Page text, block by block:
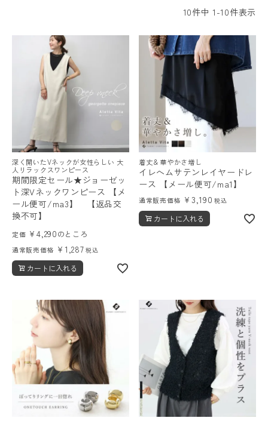
レディースボトムス
ファッション雑貨
会員ステージ特典プログラムについて
ご利用ガイド
10件中 1 -10件表示
深く開いたVネックが女性らしい 大
人リラックスワンピース
期間限定セール★ジョーゼッ
ト深Vネックワンピース 【メ
ール便可/ma3】 【返品交
換不可】
定価 ¥4,290のところ
通常販売価格 ¥ 1,287 税込
カートに入れる
着丈＆華やかさ増し
イレヘムサテンレイヤードレ
ース 【メール便可/ma1】
通常販売価格 ¥ 3,190 税込
カートに入れる